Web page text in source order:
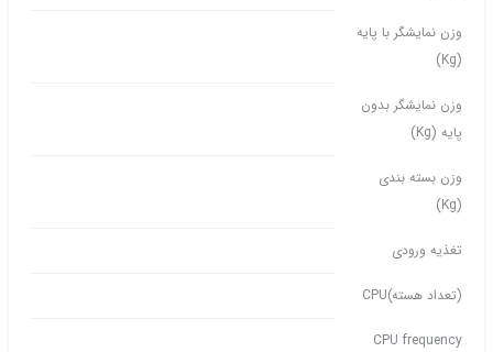
وزن نمایشگر با پایه
(Kg)
وزن نمایشگر بدون
پایه (Kg)
وزن بسته بندی
(Kg)
تغذیه ورودی
(تعداد هسته)CPU
CPU frequency